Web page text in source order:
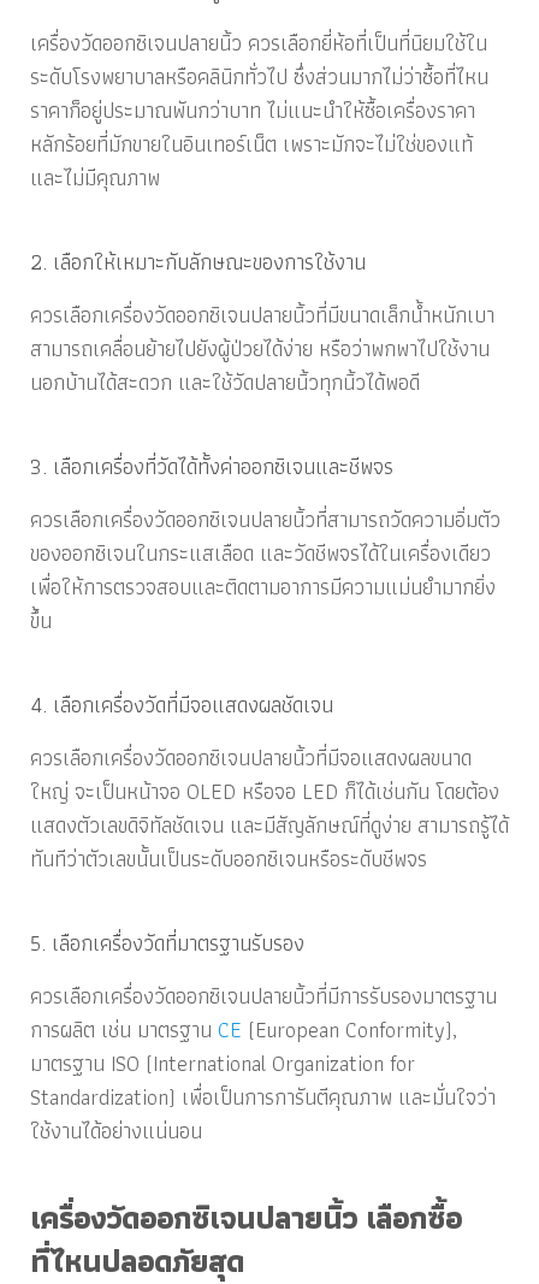
เครื่องวัดออกซิเจนปลายนิ้ว ควรเลือกยี่ห้อที่เป็นที่นิยมใช้ใน
ระดับโรงพยาบาลหรือคลินิกทั่วไป ซึ่งส่วนมากไม่ว่าซื้อที่ไหน
ราคาก็อยู่ประมาณพันกว่าบาท ไม่แนะนำให้ซื้อเครื่องราคา
หลักร้อยที่มักขายในอินเทอร์เน็ต เพราะมักจะไม่ใช่ของแท้
และไม่มีคุณภาพ
2. เลือกให้เหมาะกับลักษณะของการใช้งาน
ควรเลือกเครื่องวัดออกซิเจนปลายนิ้วที่มีขนาดเล็กน้ำหนักเบา
สามารถเคลื่อนย้ายไปยังผู้ป่วยได้ง่าย หรือว่าพกพาไปใช้งาน
นอกบ้านได้สะดวก และใช้วัดปลายนิ้วทุกนิ้วได้พอดี
3. เลือกเครื่องที่วัดได้ทั้งค่าออกซิเจนและชีพจร
ควรเลือกเครื่องวัดออกซิเจนปลายนิ้วที่สามารถวัดความอิ่มตัว
ของออกซิเจนในกระแสเลือด และวัดชีพจรได้ในเครื่องเดียว
เพื่อให้การตรวจสอบและติดตามอาการมีความแม่นยำมากยิ่ง
ขึ้น
4. เลือกเครื่องวัดที่มีจอแสดงผลชัดเจน
ควรเลือกเครื่องวัดออกซิเจนปลายนิ้วที่มีจอแสดงผลขนาด
ใหญ่ จะเป็นหน้าจอ OLED หรือจอ LED ก็ได้เช่นกัน โดยต้อง
แสดงตัวเลขดิจิทัลชัดเจน และมีสัญลักษณ์ที่ดูง่าย สามารถรู้ได้
ทันทีว่าตัวเลขนั้นเป็นระดับออกซิเจนหรือระดับชีพจร
5. เลือกเครื่องวัดที่มาตรฐานรับรอง
ควรเลือกเครื่องวัดออกซิเจนปลายนิ้วที่มีการรับรองมาตรฐาน
การผลิต เช่น มาตรฐาน CE (European Conformity),
มาตรฐาน ISO (International Organization for
Standardization) เพื่อเป็นการการันตีคุณภาพ และมั่นใจว่า
ใช้งานได้อย่างแน่นอน
เครื่องวัดออกซิเจนปลายนิ้ว เลือกซื้อ
ที่ไหนปลอดภัยสุด